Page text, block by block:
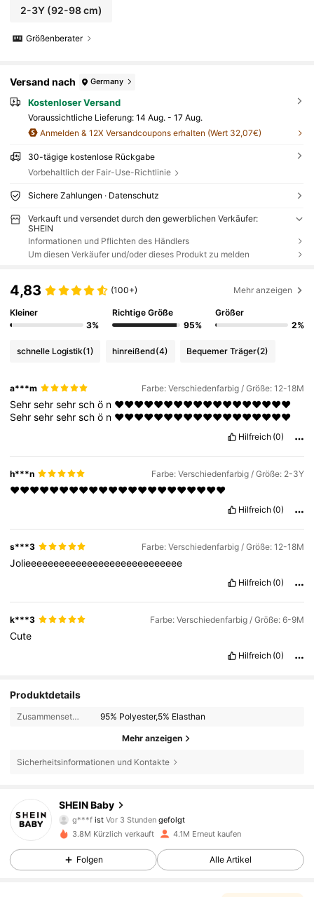
2-3Y(92-98 cm)
Größenberater
Versand nach Germany
Kostenloser Versand
Voraussichtliche Lieferung: 14 Aug. - 17 Aug.
Anmelden & 12X Versandcoupons erhalten (Wert 32,07€)
30-tägige kostenlose Rückgabe
Vorbehaltlich der Fair-Use-Richtlinie
Sichere Zahlungen · Datenschutz
Verkauft und versendet durch den gewerblichen Verkäufer:
SHEIN
Informationen und Pflichten des Händlers
Um diesen Verkäufer und/oder dieses Produkt zu melden
4,83 (100+) Mehr anzeigen
Kleiner
3%
Richtige Größe
95%
Größer
2%
schnelle Logistik(1) hinreißend(4) Bequemer Träger(2)
a***m Farbe: Verschiedenfarbig / Größe: 12-18M
Sehrsehrsehrschö n ❤️❤️❤️❤️❤️❤️❤️❤️❤️❤️❤️❤️❤️❤️❤️❤️❤️❤️
Sehrsehrsehrschö n ❤️❤️❤️❤️❤️❤️❤️❤️❤️❤️❤️❤️❤️❤️❤️❤️❤️❤️
Hilfreich (0)
h***n Farbe: Verschiedenfarbig / Größe: 2-3Y
❤️❤️❤️❤️❤️❤️❤️❤️❤️❤️❤️❤️❤️❤️❤️❤️❤️❤️❤️❤️❤️❤️
Hilfreich (0)
s***3 Farbe: Verschiedenfarbig / Größe: 12-18M
Jolieeeeeeeeeeeeeeeeeeeeeeeeeeee
Hilfreich (0)
k***3 Farbe: Verschiedenfarbig / Größe: 6-9M
Cute
Hilfreich (0)
Produktdetails
Zusammensetzung: 95% Polyester,5% Elasthan
Mehr anzeigen
Sicherheitsinformationen und Kontakte
SHEIN Baby
g***fistVor 3 Stunden
w***qist am Durchsuchen
4,92
742K Follower
3.8M Kürzlich verkauft 4.1M Erneut kaufen
Folgen Alle Artikel